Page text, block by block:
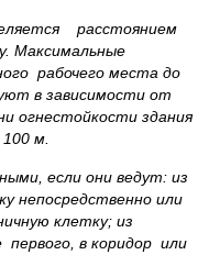
расстоянием
Максимальные
рабочего места до
в зависимости от
огнестойкости здания
м.
если они ведут: из
непосредственно или
клетку; из
в коридор или